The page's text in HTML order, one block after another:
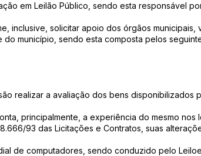
em Leilão Público, sendo esta responsável
inclusive, solicitar apoio dos órgãos municipais,
município, sendo esta composta pelos
realizar a avaliação dos bens disponibilizados
principalmente, a experiência do mesmo nos
93 das Licitações e Contratos, suas
de computadores, sendo conduzido pelo